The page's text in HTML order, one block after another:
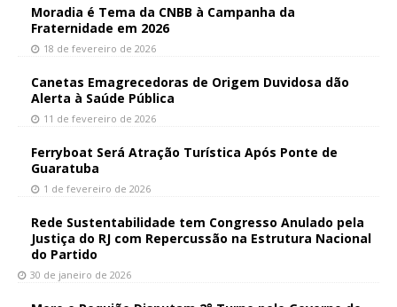
Moradia é Tema da CNBB à Campanha da
Fraternidade em 2026
18 de fevereiro de 2026
Canetas Emagrecedoras de Origem Duvidosa dão
Alerta à Saúde Pública
11 de fevereiro de 2026
Ferryboat Será Atração Turística Após Ponte de
Guaratuba
1 de fevereiro de 2026
Rede Sustentabilidade tem Congresso Anulado pela
Justiça do RJ com Repercussão na Estrutura Nacional
do Partido
30 de janeiro de 2026